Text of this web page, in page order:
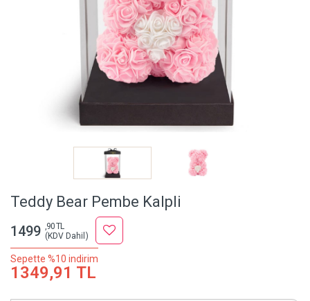
Teddy Bear Pembe Kalpli
1499 ,90 TL
(KDV Dahil)
Sepette %10 indirim
1349,91 TL